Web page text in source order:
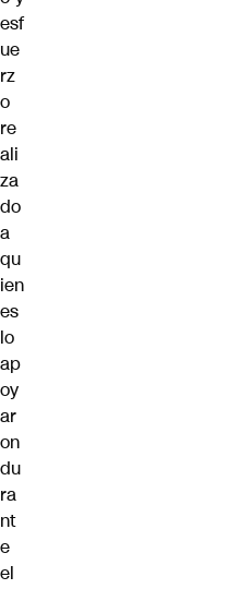
esf
ue
rz
o
re
ali
za
do
a
qu
ien
es
lo
ap
oy
ar
on
du
ra
nt
e
el